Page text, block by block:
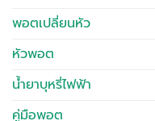
พอตเปลี่ยนหัว
หัวพอต
น้ำยาบุหรี่ไฟฟ้า
คู่มือพอต